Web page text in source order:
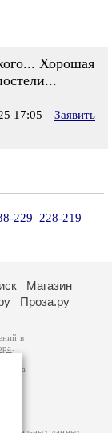
Хорошая
17:05
Заявить
229
228-219
Магазин
Проза.ру
в
за